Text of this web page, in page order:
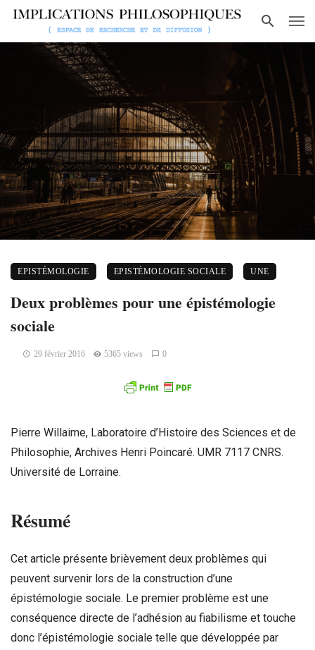
EPISTÉMOLOGIE EPISTÉMOLOGIE SOCIALE UNE
Deux problèmes pour une épistémologie
sociale
29 février 2016 5365 views 0
Pierre Willaime, Laboratoire d’Histoire des Sciences et de
Philosophie, Archives Henri Poincaré. UMR 7117 CNRS.
Université de Lorraine.
Résumé
Cet article présente brièvement deux problèmes qui
peuvent survenir lors de la construction d’une
épistémologie sociale. Le premier problème est une
conséquence directe de l’adhésion au fiabilisme et touche
donc l’épistémologie sociale telle que développée par